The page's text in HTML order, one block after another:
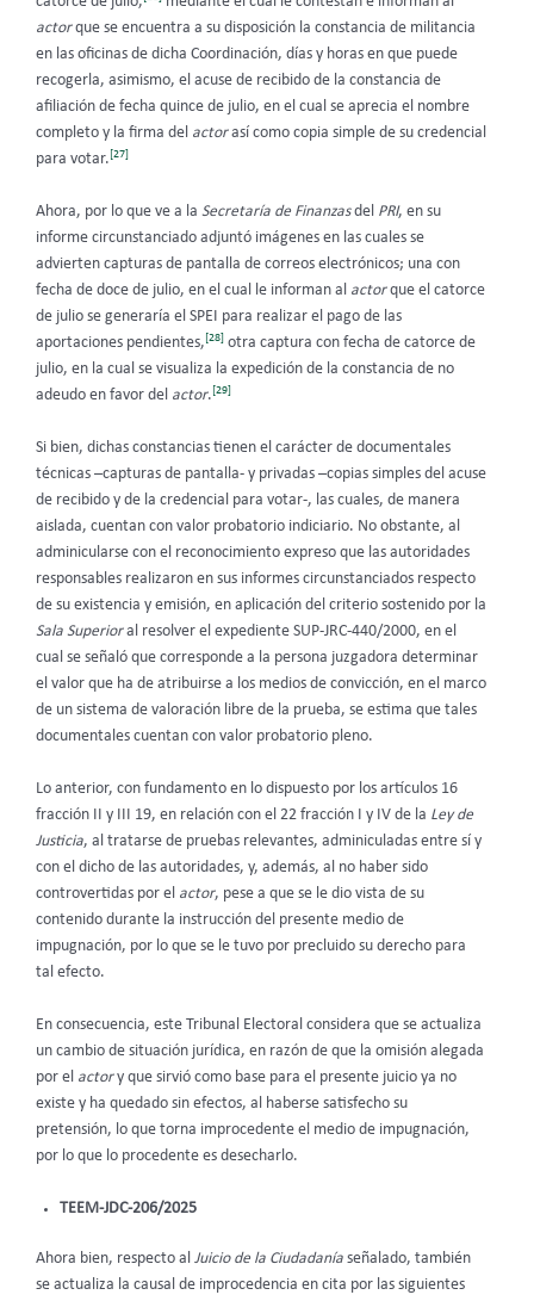
actorque se encuentra a su disposición la constancia de militancia
en las oficinas de dicha Coordinación, días y horas en que puede
recogerla, asimismo, el acuse de recibido de la constancia de
afiliación de fecha quince de julio, en el cual se aprecia el nombre
completo y la firma del actorasí como copia simple de su credencial
para votar.[27]
Ahora, por lo que ve a la Secretaría de Finanzasdel PRI, en su
informe circunstanciado adjuntó imágenes en las cuales se
advierten capturas de pantalla de correos electrónicos; una con
fecha de doce de julio, en el cual le informan al actorque el catorce
de julio se generaría el SPEI para realizar el pago de las
aportaciones pendientes,[28] otra captura con fecha de catorce de
julio, en la cual se visualiza la expedición de la constancia de no
adeudo en favor del actor.[29]
Si bien, dichas constancias tienen el carácter de documentales
técnicas –capturas de pantalla- y privadas –copias simples del acuse
de recibido y de la credencial para votar-, las cuales, de manera
aislada, cuentan con valor probatorio indiciario. No obstante, al
adminicularse con el reconocimiento expreso que las autoridades
responsables realizaron en sus informes circunstanciados respecto
de su existencia y emisión, en aplicación del criterio sostenido por la
Sala Superioral resolver el expediente SUP-JRC-440/2000, en el
cual se señaló que corresponde a la persona juzgadora determinar
el valor que ha de atribuirse a los medios de convicción, en el marco
de un sistema de valoración libre de la prueba, se estima que tales
documentales cuentan con valor probatorio pleno.
Lo anterior, con fundamento en lo dispuesto por los artículos 16
fracción II y III 19, en relación con el 22 fracción I y IV de la Ley de
Justicia, al tratarse de pruebas relevantes, adminiculadas entre sí y
con el dicho de las autoridades, y, además, al no haber sido
controvertidas por el actor, pese a que se le dio vista de su
contenido durante la instrucción del presente medio de
impugnación, por lo que se le tuvo por precluido su derecho para
tal efecto.
En consecuencia, este Tribunal Electoral considera que se actualiza
un cambio de situación jurídica, en razón de que la omisión alegada
por el actory que sirvió como base para el presente juicio ya no
existe y ha quedado sin efectos, al haberse satisfecho su
pretensión, lo que torna improcedente el medio de impugnación,
por lo que lo procedente es desecharlo.
TEEM-JDC-206/2025
Ahora bien, respecto al Juicio de la Ciudadanía señalado, también
se actualiza la causal de improcedencia en cita por las siguientes